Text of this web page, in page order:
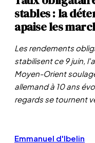
stables : la
apaise les
Les rendements
stabilisent ce 9 juin,
Moyen-Orient
allemand à 10 ans
regards se tournent
Emmanuel d'Ibelin